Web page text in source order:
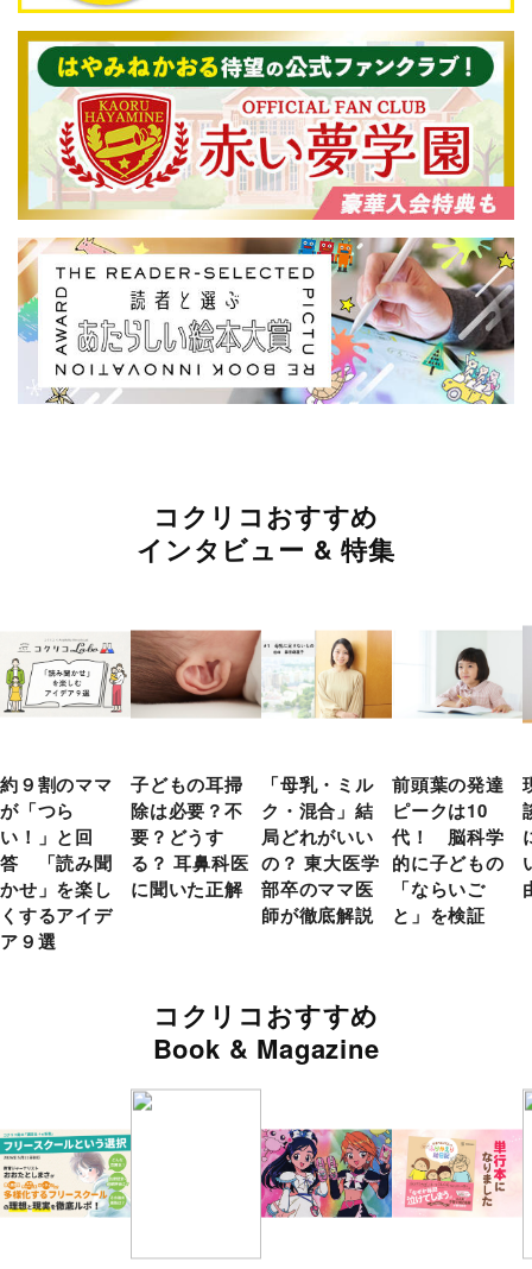
コクリコおすすめ
インタビュー & 特集
約９割のママ
が「つら
い！」と回
答 「読み聞
かせ」を楽し
くするアイデ
ア９選
子どもの耳掃
除は必要？不
要？どうす
る？ 耳鼻科医
に聞いた正解
「母乳・ミル
ク・混合」結
局どれがいい
の？ 東大医学
部卒のママ医
師が徹底解説
前頭葉の発達
ピークは10
代！ 脳科学
的に子どもの
「ならいご
と」を検証
コクリコおすすめ
Book & Magazine